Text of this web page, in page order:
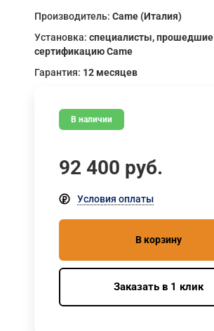
Производитель: Came (Италия)
Установка: специалисты, прошедшие
сертификацию Came
Гарантия: 12 месяцев
В наличии
92 400 руб.
Условия оплаты
В корзину
Заказать в 1 клик